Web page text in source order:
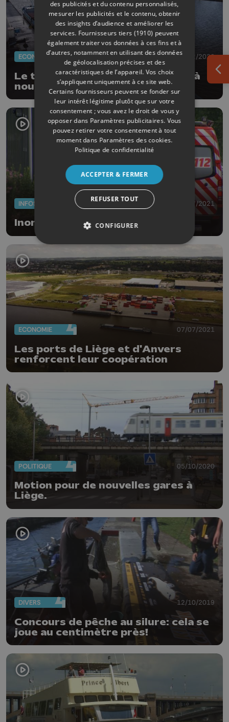
ECONOMIE 17/02/2022
Le trafic fluvial du Port de Liège à
nouveau en croissance
INFOS 16/07/2021
Inondations : Sauvetages à Méry
ECONOMIE 07/07/2021
Les ports de Liège et d'Anvers
renforcent leur coopération
POLITIQUE 05/10/2020
Motion pour de nouvelles gares à
Liège.
DIVERS 12/10/2019
Concours de pêche au silure: cela se
joue au centimètre près!
des publicités et du contenu personnalisés,
mesurer les publicités et le contenu, obtenir
des insights d’audience et améliorer les
services. Fournisseurs tiers (1910) peuvent
également traiter vos données à ces fins et à
d’autres, notamment en utilisant des données
de géolocalisation précises et des
caractéristiques de l’appareil. Vos choix
s’appliquent uniquement à ce site web.
Certains fournisseurs peuvent se fonder sur
leur intérêt légitime plutôt que sur votre
consentement ; vous avez le droit de vous y
opposer dans Paramètres publicitaires. Vous
pouvez retirer votre consentement à tout
moment dans Paramètres des cookies.
Politique de confidentialité
ACCEPTER & FERMER
REFUSER TOUT
CONFIGURER